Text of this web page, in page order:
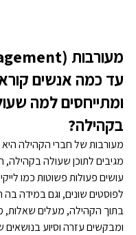
מעורבות (
עד כמה אנשים
ומתייחסים למה
בקהילה?
מעורבות של חברי הקהילה
מגיבים לתוכן שעולה
עושים פעולות פשוטות כמו
לפוסטים שונים, וגם במידה בה
בתוך הקהילה, מעלים שאלות,
ומבקשים עזרה וסיוע בנושאים